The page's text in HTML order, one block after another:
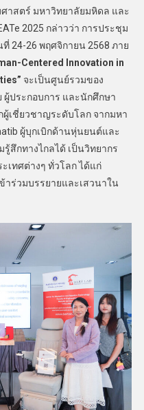
าสตร์ มหาวิทยาลัยมหิดล และ
2025 กล่าวว่า การประชุม
24-26 พฤศจิกายน 2568 ภาย
Centered Innovation in
จะเป็นศูนย์รวมของ
ผู้ประกอบการ และนักศึกษา
ผู้เชี่ยวชาญระดับโลก จากมหา
ผู้บุกเบิกด้านหุ่นยนต์และ
สึกทางไกลได้ เป็นวิทยากร
เทศต่างๆ ทั่วโลก ได้แก่
าร่วมบรรยายและเสวนาใน